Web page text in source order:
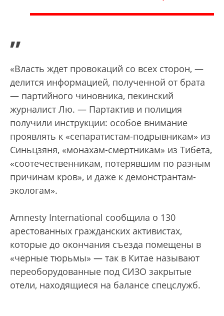
”
«Власть ждет провокаций со всех сторон, —
делится информацией, полученной от брата
— партийного чиновника, пекинский
журналист Лю. — Партактив и полиция
получили инструкции: особое внимание
проявлять к «сепаратистам-подрывникам» из
Синьцзяня, «монахам-смертникам» из Тибета,
«соотечественникам, потерявшим по разным
причинам кров», и даже к демонстрантам-
экологам».
Amnesty International cообщила о 130
арестованных гражданских активистах,
которые до окончания съезда помещены в
«черные тюрьмы» — так в Китае называют
переоборудованные под СИЗО закрытые
отели, находящиеся на балансе спецслужб.